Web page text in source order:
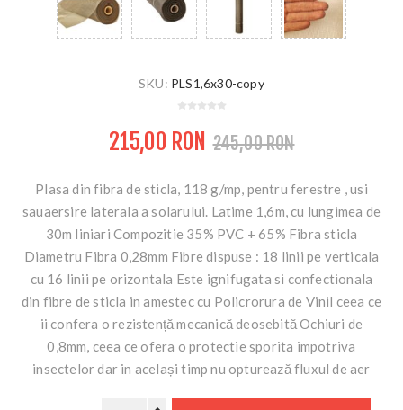
SKU: PLS1,6x30-copy
215,00 RON 245,00 RON
Plasa din fibra de sticla, 118 g/mp, pentru ferestre , usi
sauaersire laterala a solarului. Latime 1,6m, cu lungimea de
30m liniari Compozitie 35% PVC + 65% Fibra sticla
Diametru Fibra 0,28mm Fibre dispuse : 18 linii pe verticala
cu 16 linii pe orizontala Este ignifugata si confectionala
din fibre de sticla in amestec cu Policrorura de Vinil ceea ce
ii confera o rezistență mecanică deosebită Ochiuri de
0,8mm, ceea ce ofera o protectie sporita impotriva
insectelor dar in același timp nu opturează fluxul de aer